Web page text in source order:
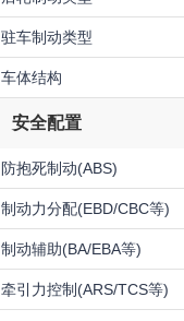
驻车制动类型
车体结构
安全配置
防抱死制动(ABS)
制动力分配(EBD/CBC等)
制动辅助(BA/EBA等)
牵引力控制(ARS/TCS等)